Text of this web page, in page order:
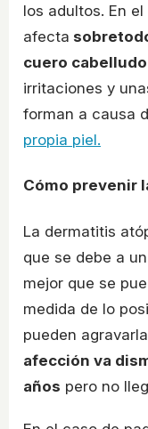
los adultos. En
afecta
cuero cabelludo
irritaciones y
forman a causa
propia piel.
Cómo prevenir
La dermatitis
que se debe a
mejor que se
medida de lo
pueden
afección va
años pero no